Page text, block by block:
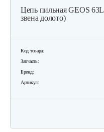
Цепь пильная GEOS
звена долото)
Код товара:
Запчасть:
Бренд:
Артикул: